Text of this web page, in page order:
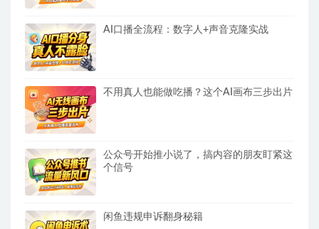
AI口播全流程：数字人+声音克隆实战
不用真人也能做吃播？这个AI画布三步出片
公众号开始推小说了，搞内容的朋友盯紧这
个信号
闲鱼违规申诉翻身秘籍